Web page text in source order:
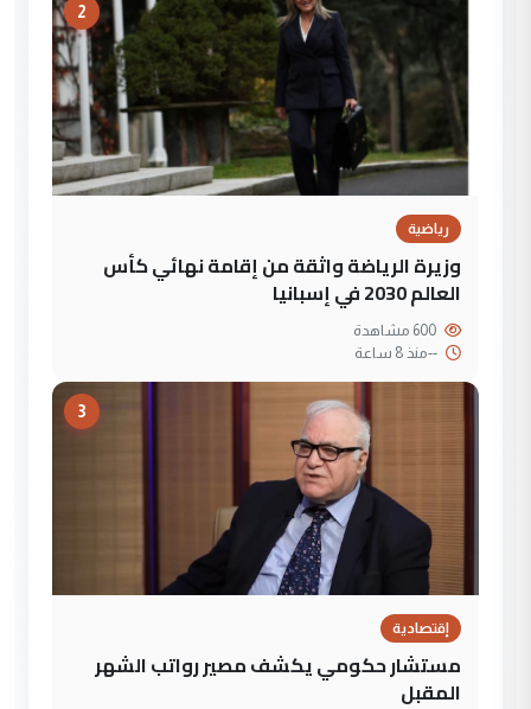
2
رياضية
وزيرة الرياضة واثقة من إقامة نهائي كأس
العالم 2030 في إسبانيا
--منذ 8 ساعة
3
إقتصادية
مستشار حكومي يكشف مصير رواتب الشهر
المقبل